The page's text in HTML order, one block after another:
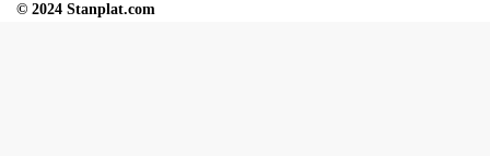
© 2024 Stanplat.com